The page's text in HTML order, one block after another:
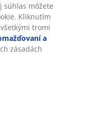
súhlas môžete
Kliknutím
tromi
a
zásadách